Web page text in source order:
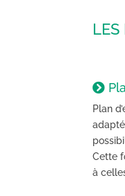
LES
Plan
Cette
à